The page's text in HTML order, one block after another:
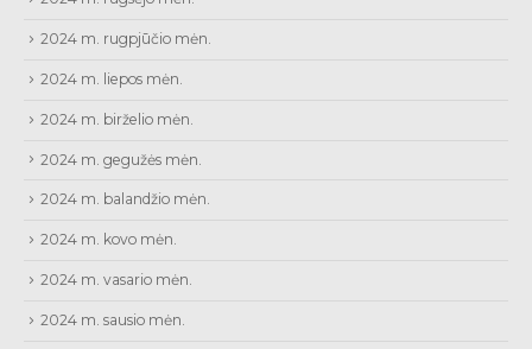
2024 m. rugpjūčio mėn.
2024 m. liepos mėn.
2024 m. birželio mėn.
2024 m. gegužės mėn.
2024 m. balandžio mėn.
2024 m. kovo mėn.
2024 m. vasario mėn.
2024 m. sausio mėn.